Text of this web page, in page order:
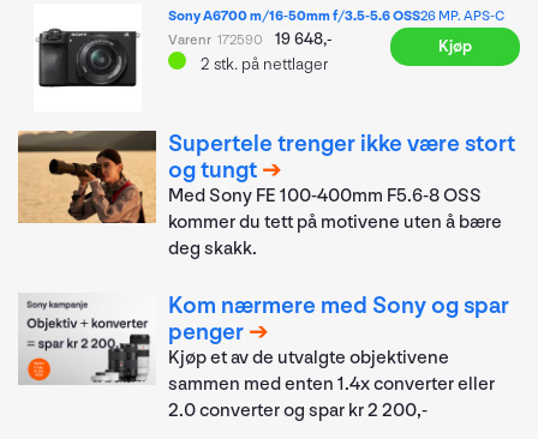
Sony A6700 m/16-50mm f/3.5-5.6 OSS26 MP. APS-C
Varenr 172590 19 648,-
2 stk. på nettlager
Supertele trenger ikke være stort
og tungt
Med Sony FE 100-400mm F5.6-8 OSS
kommer du tett på motivene uten å bære
deg skakk.
Kom nærmere med Sony og spar
penger
Kjøp et av de utvalgte objektivene
sammen med enten 1.4x converter eller
2.0 converter og spar kr 2 200,-